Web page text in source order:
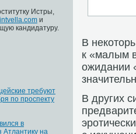
Истры,
и
кандидатуру.
требуют
по проспекту
в
Атлантику на
В
к «малым
ожидании
В других